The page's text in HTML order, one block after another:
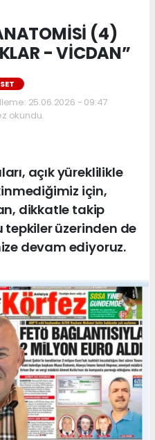
(4)
- VİCDAN”
25.06.2026 - 09:47
okundu.
açık yüreklilikle
için,
dikkatle takip
üzerinden de
devam ediyoruz.